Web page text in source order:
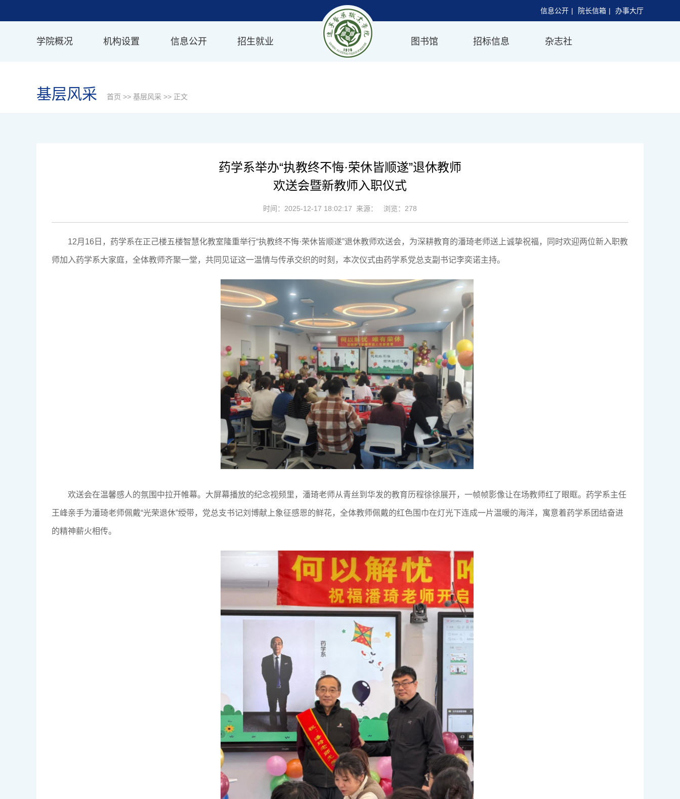
信息公开 | 院长信箱 | 办事大厅
学院概况 机构设置 信息公开 招生就业 图书馆 招标信息 杂志社
基层风采 首页 >> 基层风采 >> 正文
药学系举办“执教终不悔·荣休皆顺遂”退休教师
欢送会暨新教师入职仪式
时间：2025-12-17 18:02:17 来源： 浏览： 278
12月16日，药学系在正己楼五楼智慧化教室隆重举行“执教终不悔·荣休皆顺遂”退休教师欢送会，为深耕教育的潘琦老师送上诚挚祝福，同时欢迎两位新入职教
师加入药学系大家庭，全体教师齐聚一堂，共同见证这一温情与传承交织的时刻，本次仪式由药学系党总支副书记李奕诺主持。
欢送会在温馨感人的氛围中拉开帷幕。大屏幕播放的纪念视频里，潘琦老师从青丝到华发的教育历程徐徐展开，一帧帧影像让在场教师红了眼眶。药学系主任
王峰亲手为潘琦老师佩戴“光荣退休”绶带，党总支书记刘博献上象征感恩的鲜花，全体教师佩戴的红色围巾在灯光下连成一片温暖的海洋，寓意着药学系团结奋进
的精神薪火相传。